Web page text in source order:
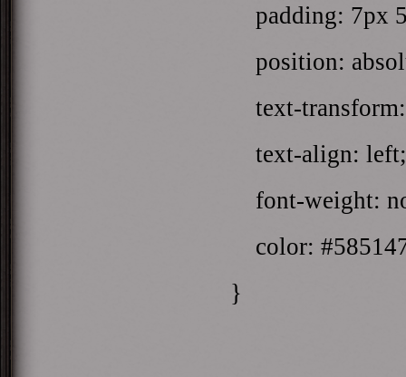
padding: 7px
position:
text-transform:
text-align: left;
font-weight:
color:
}